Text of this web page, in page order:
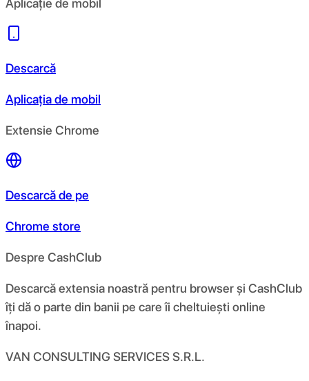
Aplicație de mobil
Descarcă
Aplicația de mobil
Extensie Chrome
Descarcă de pe
Chrome store
Despre CashClub
Descarcă extensia noastră pentru browser și CashClub
îți dă o parte din banii pe care îi cheltuiești online
înapoi.
VAN CONSULTING SERVICES S.R.L.